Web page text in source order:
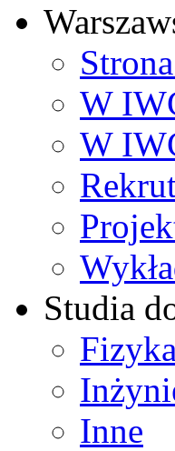
W
W
Studia
Fizyka
Inne